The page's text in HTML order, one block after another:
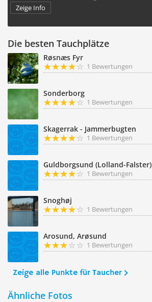
Zeige Info
Die besten Tauchplätze
Røsnæs Fyr
1 Bewertungen
Sonderborg
1 Bewertungen
Skagerrak - Jammerbugten
1 Bewertungen
Guldborgsund (Lolland-Falster)
1 Bewertungen
Snoghøj
1 Bewertungen
Arosund, Arøsund
1 Bewertungen
Zeige alle Punkte für Taucher
Ähnliche Fotos